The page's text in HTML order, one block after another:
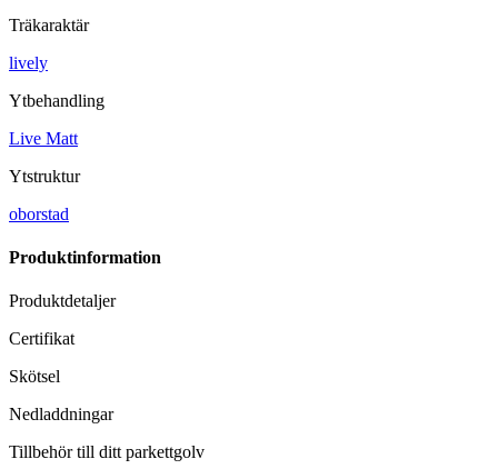
Träkaraktär
lively
Ytbehandling
Live Matt
Ytstruktur
oborstad
Produktinformation
Produktdetaljer
Certifikat
Skötsel
Nedladdningar
Tillbehör till ditt parkettgolv